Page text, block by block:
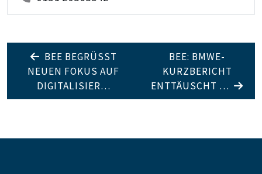
BEE BEGRÜSST N
EUEN FOKUS AUF D
IGITALISIER…
BEE: BMWE-
KURZBERICHT
ENTTÄUSCHT …